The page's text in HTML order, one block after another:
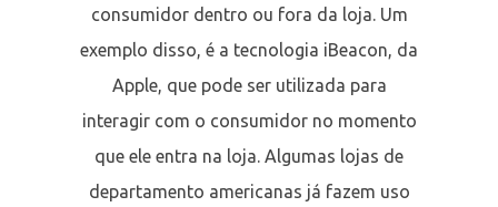
consumidor dentro ou fora da loja. Um
exemplo disso, é a tecnologia iBeacon, da
Apple, que pode ser utilizada para
interagir com o consumidor no momento
que ele entra na loja. Algumas lojas de
departamento americanas já fazem uso